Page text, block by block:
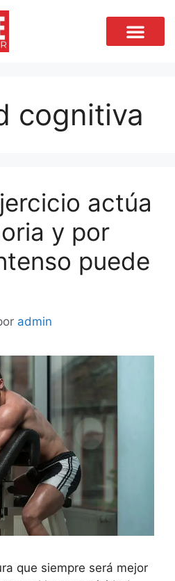
cognitiva
actúa
y por
puede
admin
que siempre será mejor